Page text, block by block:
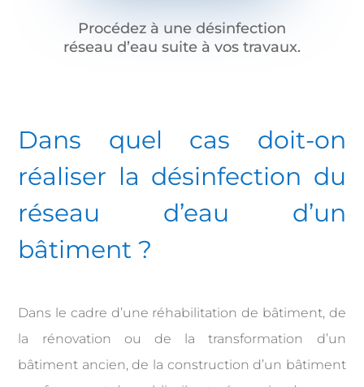
Procédez à une désinfection
réseau d’eau suite à vos travaux.
Dans quel cas doit-on
réaliser la désinfection du
réseau d’eau d’un
bâtiment ?
Dans le cadre d’une réhabilitation de bâtiment, de
la rénovation ou de la transformation d’un
bâtiment ancien, de la construction d’un bâtiment